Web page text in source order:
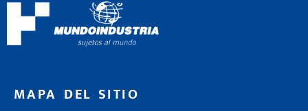
MAPA DEL SITIO